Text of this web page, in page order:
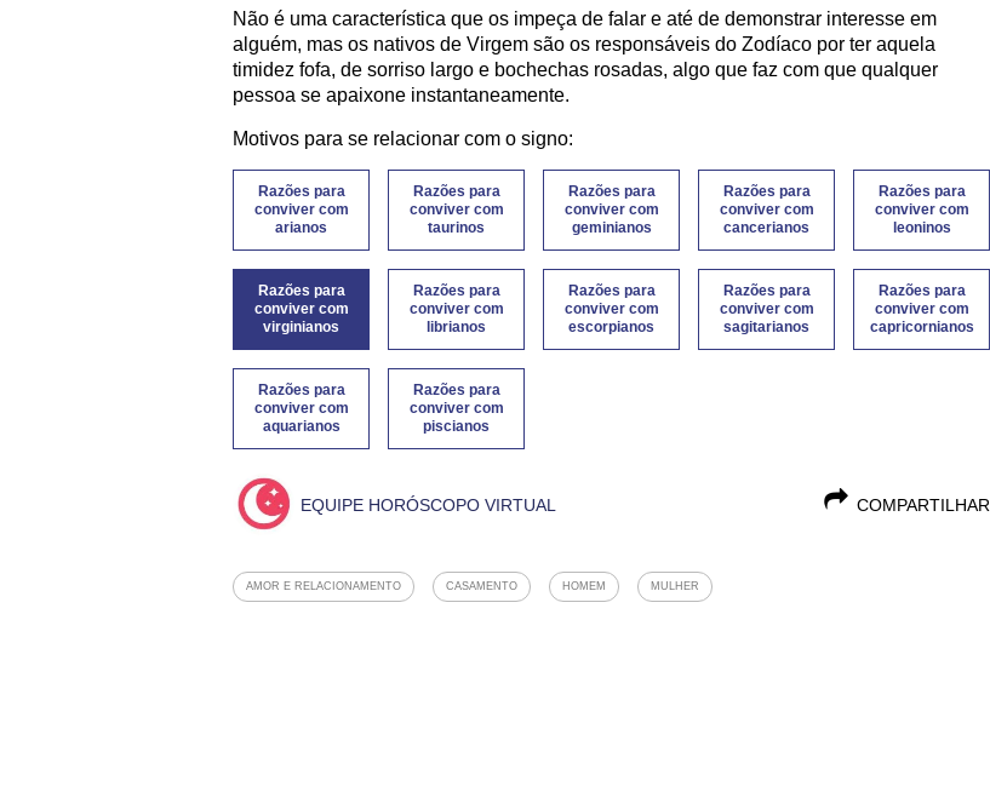
Não é uma característica que os impeça de falar e até de demonstrar interesse em
alguém, mas os nativos de Virgem são os responsáveis do Zodíaco por ter aquela
timidez fofa, de sorriso largo e bochechas rosadas, algo que faz com que qualquer
pessoa se apaixone instantaneamente.
Motivos para se relacionar com o signo:
Razões para
conviver com
arianos
Razões para
conviver com
taurinos
Razões para
conviver com
geminianos
Razões para
conviver com
cancerianos
Razões para
conviver com
leoninos
Razões para
conviver com
virginianos
Razões para
conviver com
librianos
Razões para
conviver com
escorpianos
Razões para
conviver com
sagitarianos
Razões para
conviver com
capricornianos
Razões para
conviver com
aquarianos
Razões para
conviver com
piscianos
COMPARTILHAR
EQUIPE HORÓSCOPO VIRTUAL
AMOR E RELACIONAMENTO CASAMENTO HOMEM MULHER